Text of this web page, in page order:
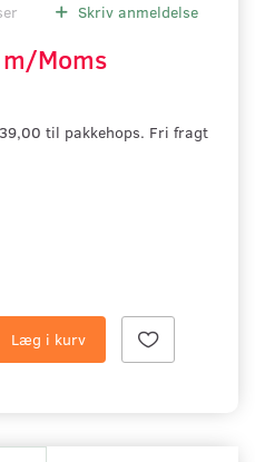
Skriv anmeldelse
m/Moms
til pakkehops. Fri fragt
Læg i kurv